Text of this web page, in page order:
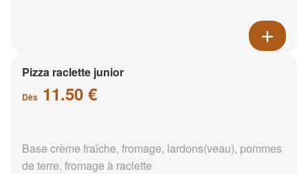
Pizza raclette junior
Dès 11.50 €
Base crème fraîche, fromage, lardons(veau), pommes
de terre, fromage à raclette